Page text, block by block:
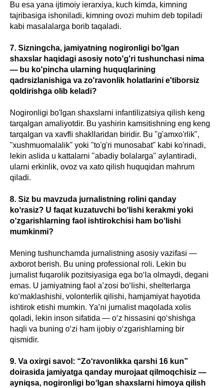
Bu esa yana ijtimoiy ierarxiya, kuch kimda, kimning
tajribasiga ishoniladi, kimning ovozi muhim deb topiladi
kabi masalalarga borib taqaladi.
7. Sizningcha, jamiyatning nogironligi bo'lgan
shaxslar haqidagi asosiy noto'g'ri tushunchasi nima
— bu ko'pincha ularning huquqlarining
qadrsizlanishiga va zo'ravonlik holatlarini e'tiborsiz
qoldirishga olib keladi?
Nogironligi bo'lgan shaxslarni infantilizatsiya qilish keng
tarqalgan amaliyotdir. Bu yashirin kamsitishning eng keng
tarqalgan va xavfli shakllaridan biridir. Bu "g'amxo'rlik",
"xushmuomalalik" yoki "to'g'ri munosabat" kabi ko'rinadi,
lekin aslida u kattalarni "abadiy bolalarga" aylantiradi,
ularni erkinlik, ovoz va xato qilish huquqidan mahrum
qiladi.
8. Siz bu mavzuda jurnalistning rolini qanday
ko‘rasiz? U faqat kuzatuvchi bo‘lishi kerakmi yoki
o‘zgarishlarning faol ishtirokchisi ham bo‘lishi
mumkinmi?
Mening tushunchamda jurnalistning asosiy vazifasi —
axborot berish. Bu uning professional roli. Lekin bu
jurnalist fuqarolik pozitsiyasiga ega bo‘la olmaydi, degani
emas. U jamiyatning faol a’zosi bo‘lishi, shelterlarga
ko‘maklashishi, volonterlik qilishi, hamjamiyat hayotida
ishtirok etishi mumkin. Ya’ni jurnalist maqolada xolis
qoladi, lekin inson sifatida — o‘z hissasini qo‘shishga
haqli va buning o‘zi ham ijobiy o‘zgarishlarning bir
qismidir.
9. Va oxirgi savol: “Zo‘ravonlikka qarshi 16 kun”
doirasida jamiyatga qanday murojaat qilmoqchisiz —
ayniqsa, nogironligi bo‘lgan shaxslarni himoya qilish